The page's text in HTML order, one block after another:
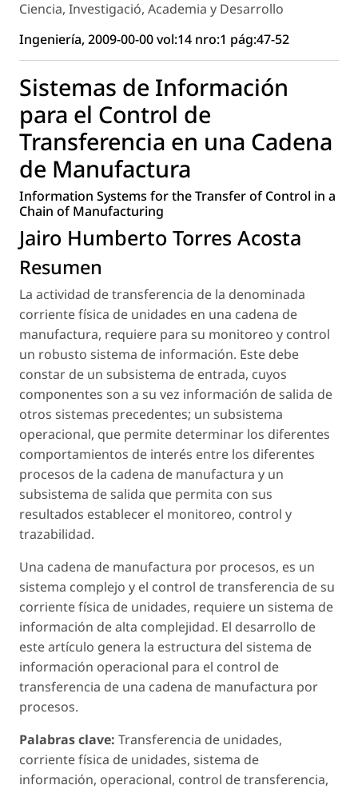
Ciencia, Investigació, Academia y Desarrollo
Ingeniería, 2009-00-00 vol:14 nro:1 pág:47-52
Sistemas de Información
para el Control de
Transferencia en una Cadena
de Manufactura
Information Systems for the Transfer of Control in a
Chain of Manufacturing
Jairo Humberto Torres Acosta
Resumen
La actividad de transferencia de la denominada
corriente física de unidades en una cadena de
manufactura, requiere para su monitoreo y control
un robusto sistema de información. Este debe
constar de un subsistema de entrada, cuyos
componentes son a su vez información de salida de
otros sistemas precedentes; un subsistema
operacional, que permite determinar los diferentes
comportamientos de interés entre los diferentes
procesos de la cadena de manufactura y un
subsistema de salida que permita con sus
resultados establecer el monitoreo, control y
trazabilidad.
Una cadena de manufactura por procesos, es un
sistema complejo y el control de transferencia de su
corriente física de unidades, requiere un sistema de
información de alta complejidad. El desarrollo de
este artículo genera la estructura del sistema de
información operacional para el control de
transferencia de una cadena de manufactura por
procesos.
Palabras clave: Transferencia de unidades,
corriente física de unidades, sistema de
información, operacional, control de transferencia,